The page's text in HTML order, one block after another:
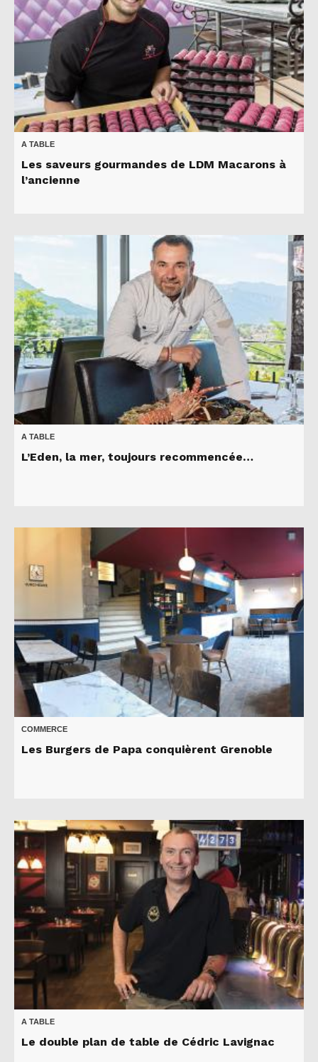
A TABLE
Les saveurs gourmandes de LDM Macarons à
l’ancienne
A TABLE
L’Eden, la mer, toujours recommencée…
COMMERCE
Les Burgers de Papa conquièrent Grenoble
A TABLE
Le double plan de table de Cédric Lavignac